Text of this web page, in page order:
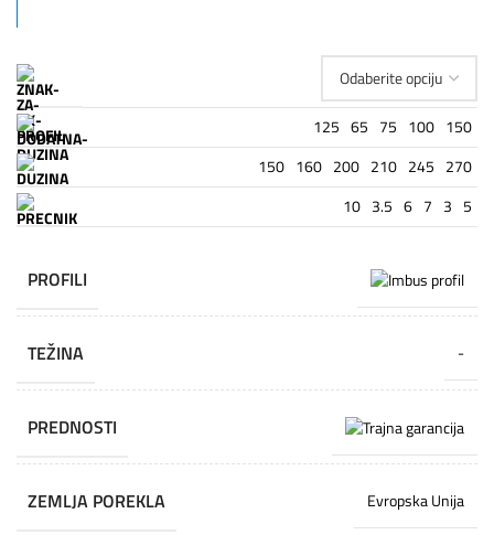
125 65 75 100 150
150 160 200 210 245 270
10 3.5 6 7 3 5
PROFILI
TEŽINA -
PREDNOSTI
ZEMLJA POREKLA Evropska Unija